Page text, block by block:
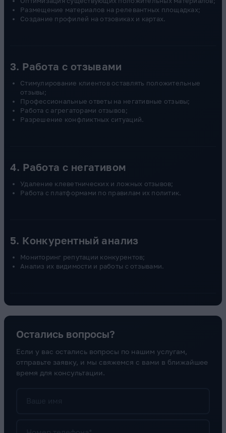
Размещение материалов на релевантных площадках;
Создание профилей на отзовиках и картах.
3. Работа с отзывами
Стимулирование клиентов оставлять положительные
отзывы;
Профессиональные ответы на негативные отзывы;
Работа с агрегаторами отзывов;
Разрешение конфликтных ситуаций.
4. Работа с негативом
Удаление клеветнических и ложных отзывов;
Работа с платформами по правилам их политик.
5. Конкурентный анализ
Мониторинг репутации конкурентов;
Анализ их видимости и работы с отзывами.
Остались вопросы?
Если у вас остались вопросы по нашим услугам,
отправьте заявку, и мы свяжемся с вами в ближайшее
время для консультации.